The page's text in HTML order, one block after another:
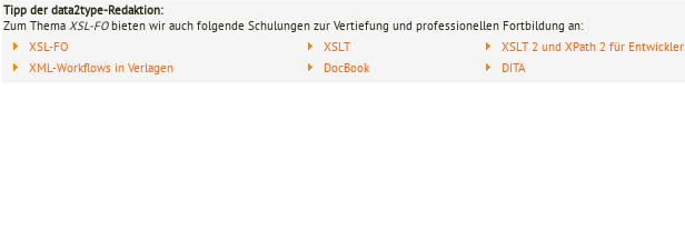
Tipp der data2type-Redaktion:
Zum Thema XSL-FObieten wir auch folgende Schulungen zur Vertiefung und professionellen Fortbildung an:
XSL-FO
XML-Workflows in Verlagen
XSLT
DocBook
XSLT 2 und XPath 2 für Entwickler
DITA